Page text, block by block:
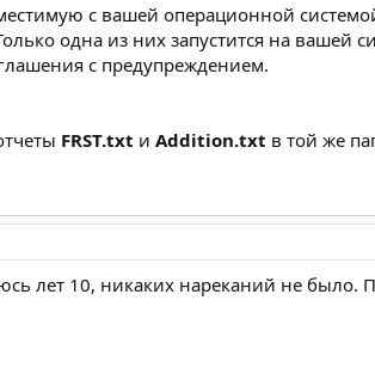
с вашей операционной
одна из них запустится на вашей
с предупреждением.
FRST.txt и Addition.txt в той же
лет 10, никаких нареканий не